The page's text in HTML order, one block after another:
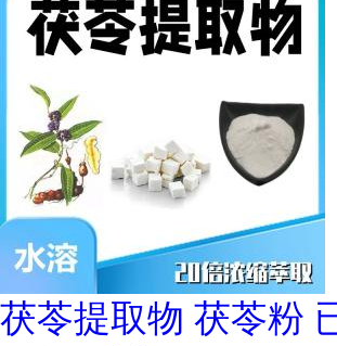
茯苓提取物 茯苓粉